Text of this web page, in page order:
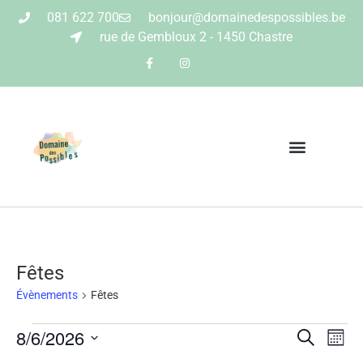
081 622 700
bonjour@domainedespossibles.be
rue de Gembloux 2 - 1450 Chastre
Fêtes
Évènements Fêtes
Recherche
Mois
8/6/2026